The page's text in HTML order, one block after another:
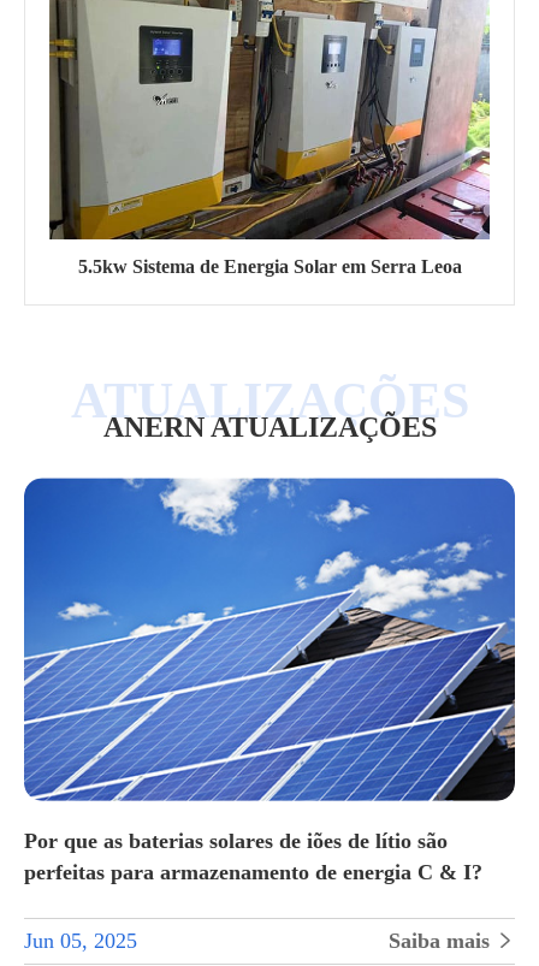
5.5kw Sistema de Energia Solar em Serra Leoa
ANERN ATUALIZAÇÕES
Por que as baterias solares de iões de lítio são
perfeitas para armazenamento de energia C & I?
Jun 05, 2025 Saiba mais 